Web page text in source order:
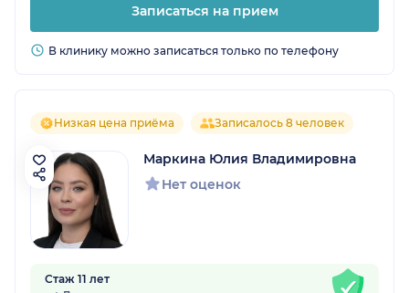
Записаться на прием
В клинику можно записаться только по телефону
Низкая цена приёма Записалось 8 человек
Маркина Юлия Владимировна
Нет оценок
Стаж 11 лет